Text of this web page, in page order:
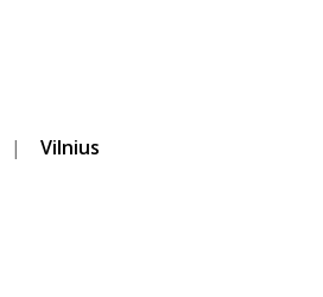
| Vilnius